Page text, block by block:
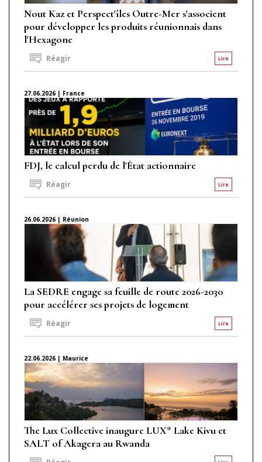
Nout Kaz et Perspect'îles Outre-Mer s'associent
pour développer les produits réunionnais dans
l'Hexagone
Lire
Réagir
27.06.2026 | France
FDJ, le calcul perdu de l'État actionnaire
Lire
Réagir
26.06.2026 | Réunion
La SEDRE engage sa feuille de route 2026-2030
pour accélérer ses projets de logement
Lire
Réagir
22.06.2026 | Maurice
The Lux Collective inaugure LUX* Lake Kivu et
SALT of Akagera au Rwanda